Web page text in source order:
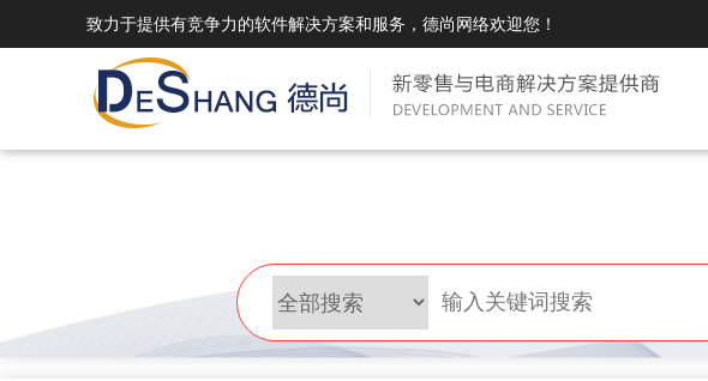
致力于提供有竞争力的软件解决方案和服务，德尚网络欢迎您！
DSMall Pro功能列表
DSMall Pro支持商城购物，外卖，上门
服务，短视频等功能。
DSMall功能列表
系统支持平台自营、分销、拼团、限时
折扣、优惠套装、微信、小程序等